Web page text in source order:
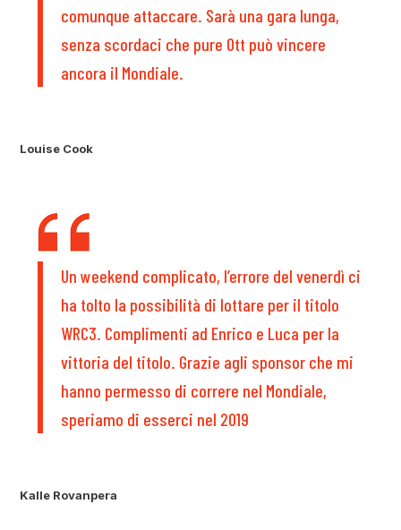
comunque attaccare. Sarà una gara lunga,
senza scordaci che pure Ott può vincere
ancora il Mondiale.
Louise Cook
Un weekend complicato, l’errore del venerdì ci
ha tolto la possibilità di lottare per il titolo
WRC3. Complimenti ad Enrico e Luca per la
vittoria del titolo. Grazie agli sponsor che mi
hanno permesso di correre nel Mondiale,
speriamo di esserci nel 2019
Kalle Rovanpera